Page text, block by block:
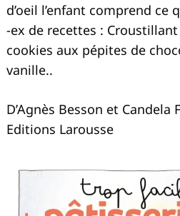
d’oeil l’enfant comprend ce
-ex de recettes :
cookies aux pépites de
vanille..
D’Agnès Besson et Candela
Editions Larousse